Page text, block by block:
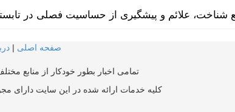
شناخت، علائم و پیشگیری از حساسیت فصلی در
صفحه اصلی |
تمامی اخبار بطور خودکار از منابع
کلیه خدمات ارائه شده در این سایت دارای